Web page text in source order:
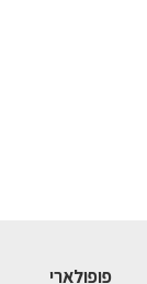
פופולארי